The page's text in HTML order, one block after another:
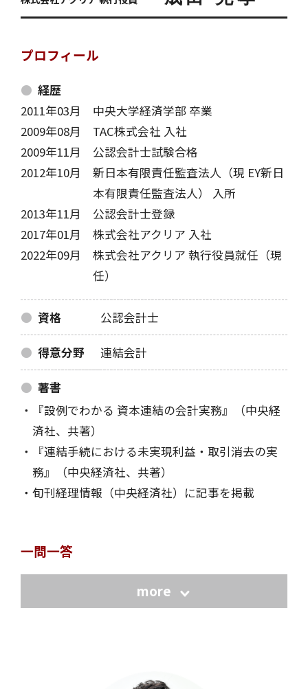
プロフィール
経歴
2011年03月
中央大学経済学部 卒業
2009年08月
TAC株式会社 入社
2009年11月
公認会計士試験合格
2012年10月
新日本有限責任監査法人（現 EY新日
本有限責任監査法人） 入所
2013年11月
公認会計士登録
2017年01月
株式会社アクリア 入社
2022年09月
株式会社アクリア 執行役員就任（現
任）
資格 公認会計士
得意分野 連結会計
著書
『設例でわかる 資本連結の会計実務』（中央経
済社、共著）
『連結手続における未実現利益・取引消去の実
務』（中央経済社、共著）
旬刊経理情報（中央経済社）に記事を掲載
一問一答